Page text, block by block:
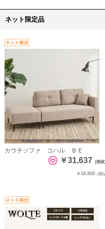
ネット限定品
カウチソファ コハル ＢＥ
￥31,637 (税
￥34,800 (税